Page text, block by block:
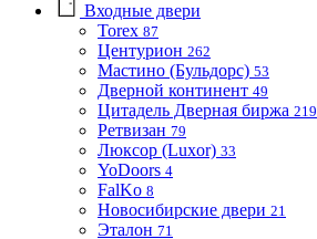
Входные двери
Torex 87
Центурион 262
Мастино (Бульдорс) 53
Дверной континент 49
Цитадель Дверная биржа 219
Ретвизан 79
Люксор (Luxor) 33
YoDoors 4
FalKo 8
Новосибирские двери 21
Эталон 71